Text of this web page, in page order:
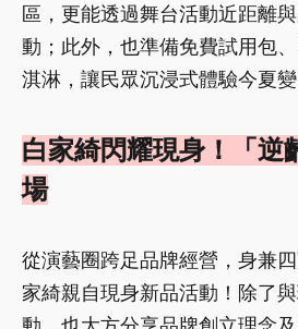
區，更能透過舞台活動近距離
動；此外，也準備免費試用包
淇淋，讓民眾沉浸式體驗今夏變
白家綺閃耀現身！「逆
場
從演藝圈跨足品牌經營，身兼
家綺親自現身新品活動！除了